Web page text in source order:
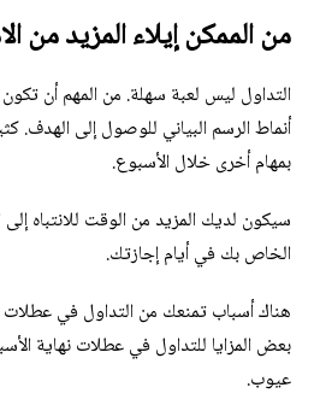
من الممكن إيلاء المزيد من
التداول ليس لعبة سهلة. من المهم أن
أنماط الرسم البياني للوصول إلى الهدف.
بمهام أخرى خلال الأسبوع.
سيكون لديك المزيد من الوقت للانتباه إلى
الخاص بك في أيام إجازتك.
هناك أسباب تمنعك من التداول في عطلات
بعض المزايا للتداول في عطلات نهاية
عيوب.